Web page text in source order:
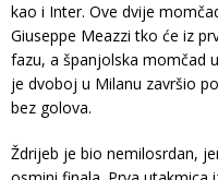
kao i Inter. Ove dvije
Giuseppe Meazzi tko će iz
fazu, a španjolska momčad
je dvoboj u Milanu završio
bez golova.
Ždrijeb je bio nemilosrdan,